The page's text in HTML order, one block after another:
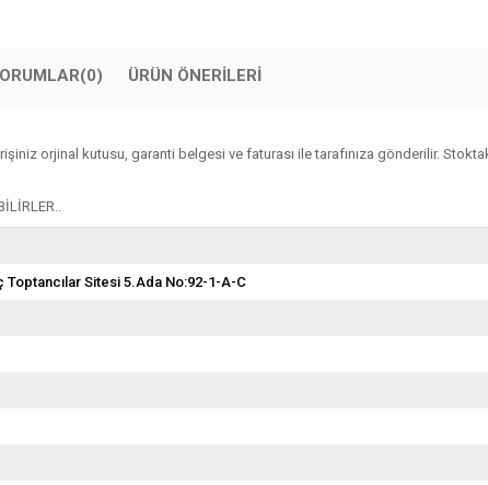
(0) ÜRÜN ÖNERILERI
orjinal kutusu, garanti belgesi ve faturası ile tarafınıza gönderilir.
Sitesi 5.Ada No:92-1-A-C